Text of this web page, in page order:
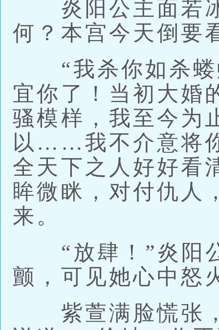
炎阳公主面若冰
何？本宫今天倒要
“我杀你如杀蝼
宜你了！当初大婚
骚模样，我至今为
以……我不介意将
全天下之人好好看
眸微眯，对付仇人
来。
“放肆！”炎阳
颤，可见她心中怒
紫萱满脸慌张，